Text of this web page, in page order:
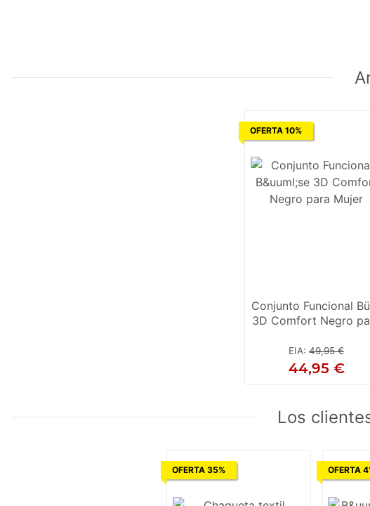
OFERTA 10%
Conjunto Funcional
3D Comfort Negro
EIA:49,95 €
44,95 €
Los
OFERTA 35% OFERTA